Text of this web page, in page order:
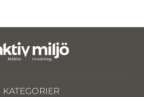
KATEGORIER